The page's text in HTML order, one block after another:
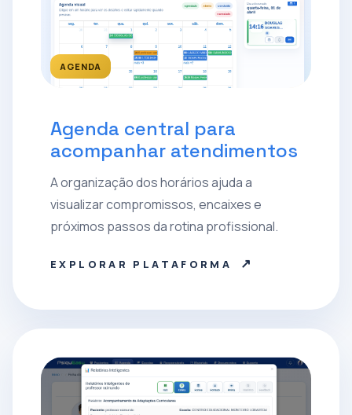
AGENDA
Agenda central para
acompanhar atendimentos
A organização dos horários ajuda a
visualizar compromissos, encaixes e
próximos passos da rotina profissional.
EXPLORAR PLATAFORMA ↗